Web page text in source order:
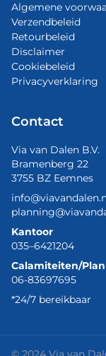
Algemene
Verzendbeleid
Retourbeleid
Disclaimer
Cookiebeleid
Privacyverklaring
Contact
Via van Dalen B.V.
Bramenberg 22
3755 BZ Eemnes
Kantoor
035–6421204
Calamiteiten/
06-83697695
*24/7 bereikbaar